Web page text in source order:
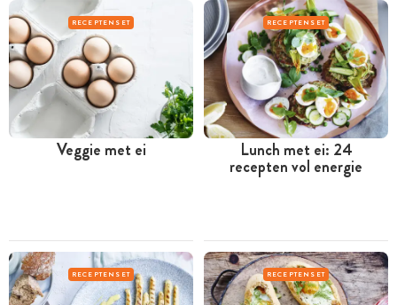
RECEPTENSET
Veggie met ei
RECEPTENSET
Lunch met ei: 24
recepten vol energie
RECEPTENSET RECEPTENSET